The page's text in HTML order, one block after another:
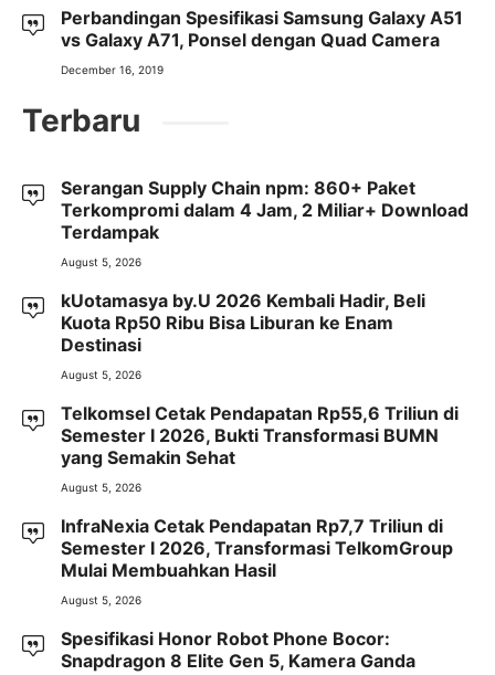
Perbandingan Spesifikasi Samsung Galaxy A51
vs Galaxy A71, Ponsel dengan Quad Camera
December 16, 2019
Terbaru
Serangan Supply Chain npm: 860+ Paket
Terkompromi dalam 4 Jam, 2 Miliar+ Download
Terdampak
August 5, 2026
kUotamasya by.U 2026 Kembali Hadir, Beli
Kuota Rp50 Ribu Bisa Liburan ke Enam
Destinasi
August 5, 2026
Telkomsel Cetak Pendapatan Rp55,6 Triliun di
Semester I 2026, Bukti Transformasi BUMN
yang Semakin Sehat
August 5, 2026
InfraNexia Cetak Pendapatan Rp7,7 Triliun di
Semester I 2026, Transformasi TelkomGroup
Mulai Membuahkan Hasil
August 5, 2026
Spesifikasi Honor Robot Phone Bocor:
Snapdragon 8 Elite Gen 5, Kamera Ganda